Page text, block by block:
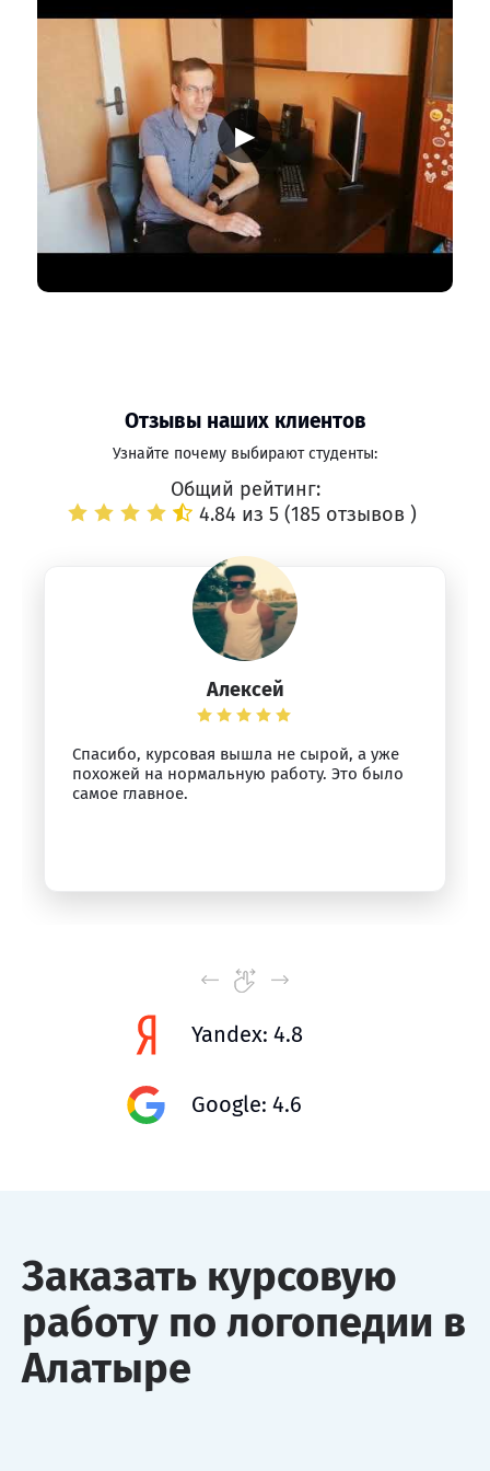
▶
Отзывы наших клиентов
Узнайте почему выбирают студенты:
Общий рейтинг:
4.84 из 5 (185 отзывов )
Алексей
Спасибо, курсовая вышла не сырой, а уже
похожей на нормальную работу. Это было
самое главное.
Yandex: 4.8
Google: 4.6
Заказать курсовую
работу по логопедии в
Алатыре